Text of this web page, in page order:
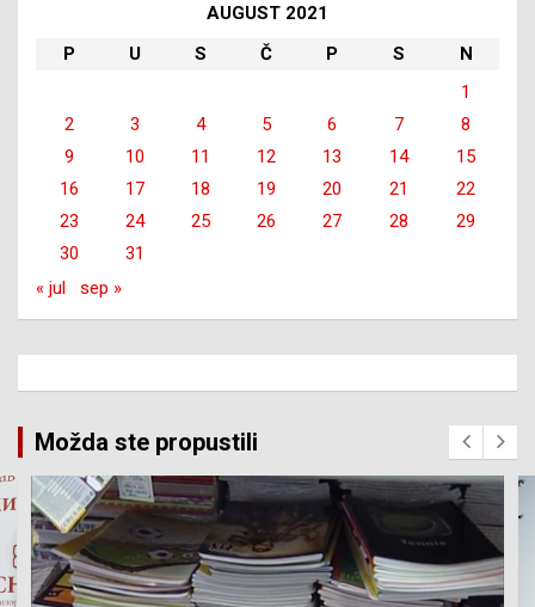
AUGUST 2021
P
U S Č P S
N
1
2
3 4 5 6 7
8
9
10 11 12 13 14
15
16
17 18 19 20 21
22
23
24 25 26 27 28
29
30
31
« jul
sep »
Možda ste propustili